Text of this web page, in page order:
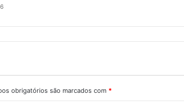
obrigatórios são marcados com *